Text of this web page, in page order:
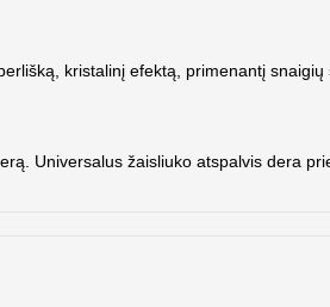
kristalinį efektą, primenantį snaigių
Universalus žaisliuko atspalvis dera